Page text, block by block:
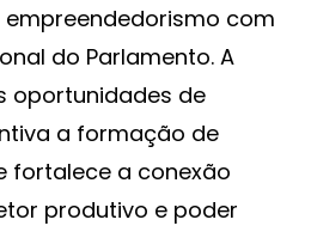
empreendedorismo com
do Parlamento. A
oportunidades de
a formação de
fortalece a conexão
produtivo e poder